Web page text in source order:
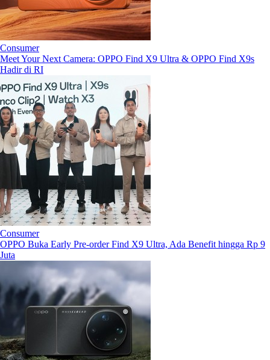
Consumer
Meet Your Next Camera: OPPO Find X9 Ultra & OPPO Find X9s
Hadir di RI
Consumer
OPPO Buka Early Pre-order Find X9 Ultra, Ada Benefit hingga Rp 9
Juta